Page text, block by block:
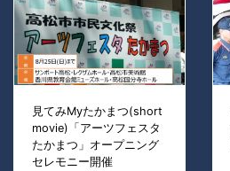
見てみMyたかまつ(short
movie)「アーツフェスタ
たかまつ」オープニング
セレモニー開催